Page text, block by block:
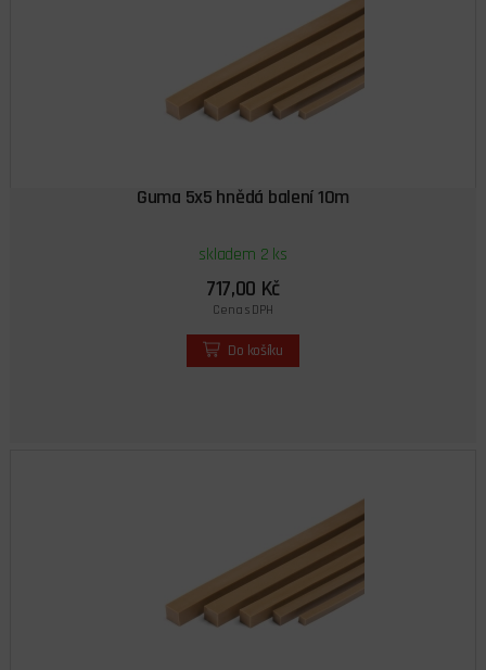
Guma 5x5 hnědá balení 10m
skladem 2 ks
717,00 Kč
Cena s DPH
Do košíku